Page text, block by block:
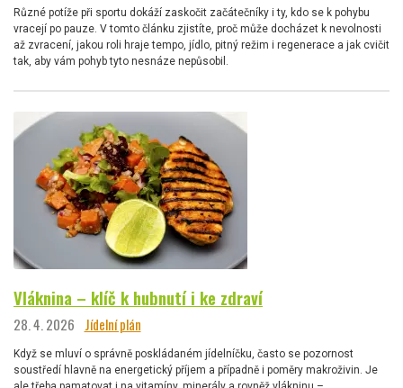
Různé potíže při sportu dokáží zaskočit začátečníky i ty, kdo se k pohybu
vracejí po pauze. V tomto článku zjistíte, proč může docházet k nevolnosti
až zvracení, jakou roli hraje tempo, jídlo, pitný režim i regenerace a jak cvičit
tak, aby vám pohyb tyto nesnáze nepůsobil.
Vláknina – klíč k hubnutí i ke zdraví
28. 4. 2026 Jídelní plán
Když se mluví o správně poskládaném jídelníčku, často se pozornost
soustředí hlavně na energetický příjem a případně i poměry makroživin. Je